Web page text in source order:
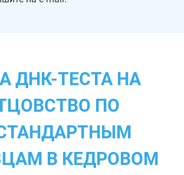
ДНК-ТЕСТА НА
ПО
В КЕДРОВОМ